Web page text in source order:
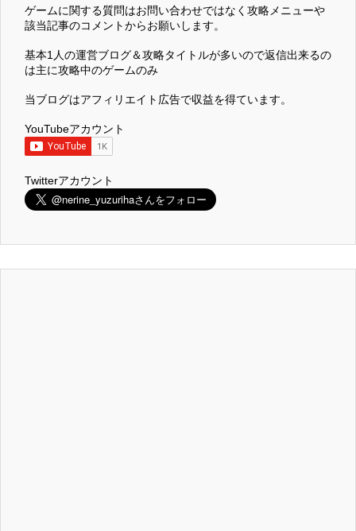
ゲームに関する質問はお問い合わせではなく攻略メニューや
該当記事のコメントからお願いします。
基本1人の運営ブログ＆攻略タイトルが多いので返信出来るの
は主に攻略中のゲームのみ
当ブログはアフィリエイト広告で収益を得ています。
YouTubeアカウント
Twitterアカウント